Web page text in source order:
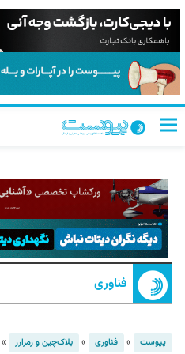
فناوری
پیوست » فناوری » بلاک‌چین و رمزارز »